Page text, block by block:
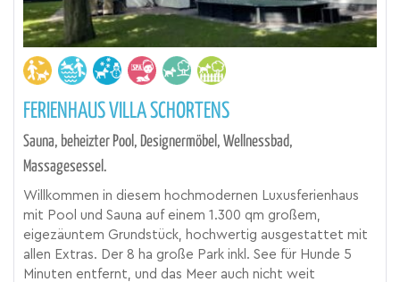
FERIENHAUS VILLA SCHORTENS
Sauna, beheizter Pool, Designermöbel, Wellnessbad,
Massagesessel.
Willkommen in diesem hochmodernen Luxusferienhaus
mit Pool und Sauna auf einem 1.300 qm großem,
eigezäuntem Grundstück, hochwertig ausgestattet mit
allen Extras. Der 8 ha große Park inkl. See für Hunde 5
Minuten entfernt, und das Meer auch nicht weit